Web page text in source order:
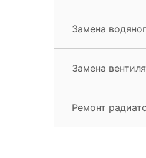
Замена
Замена
Ремонт